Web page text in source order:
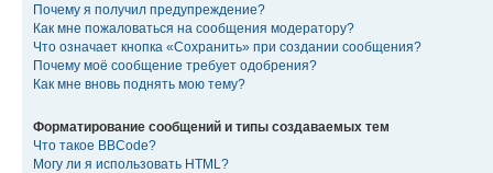
Почему я получил предупреждение?
Как мне пожаловаться на сообщения модератору?
Что означает кнопка «Сохранить» при создании сообщения?
Почему моё сообщение требует одобрения?
Как мне вновь поднять мою тему?
Форматирование сообщений и типы создаваемых тем
Что такое BBCode?
Могу ли я использовать HTML?